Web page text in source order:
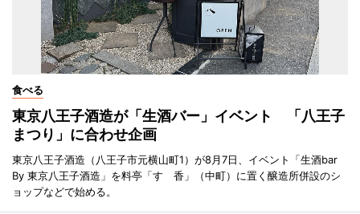
食べる
東京八王子酒造が「生酒バー」イベント 「八王子
まつり」に合わせ企画
東京八王子酒造（八王子市元横山町1）が8月7日、イベント「生酒bar
By 東京八王子酒造」を料亭「すゞ香」（中町）に置く醸造所併設のシ
ョップなどで始める。